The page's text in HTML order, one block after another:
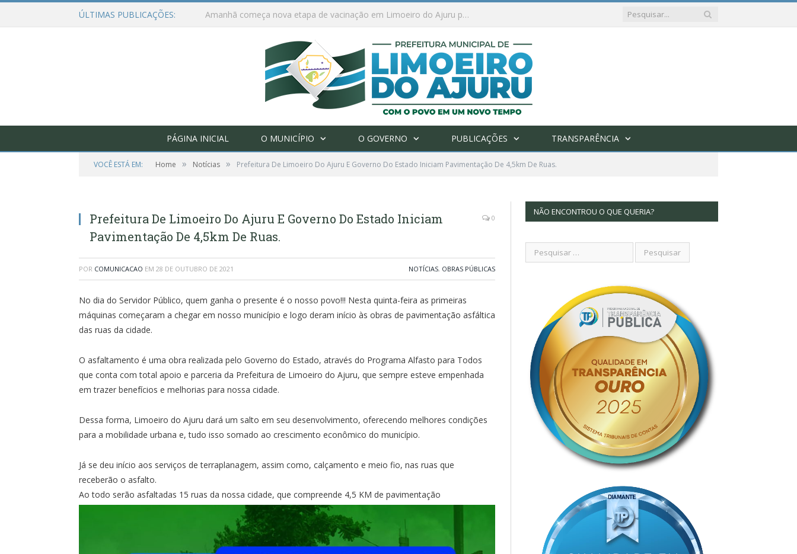
ÚLTIMAS PUBLICAÇÕES: Ações de combate à Covid-19 na região ribeirinha de Limoeiro do Ajuru continuam
PÁGINA INICIAL O MUNICÍPIO O GOVERNO PUBLICAÇÕES TRANSPARÊNCIA
VOCÊ ESTÁ EM: Home » Notícias » Prefeitura De Limoeiro Do Ajuru E Governo Do Estado Iniciam Pavimentação De 4,5km De Ruas.
Prefeitura De Limoeiro Do Ajuru E Governo Do Estado Iniciam
Pavimentação De 4,5km De Ruas.
0
POR COMUNICACAO EM 28 DE OUTUBRO DE 2021 NOTÍCIAS, OBRAS PÚBLICAS
No dia do Servidor Público, quem ganha o presente é o nosso povo!!! Nesta quinta-feira as primeiras
máquinas começaram a chegar em nosso município e logo deram início às obras de pavimentação asfáltica
das ruas da cidade.
O asfaltamento é uma obra realizada pelo Governo do Estado, através do Programa Alfasto para Todos
que conta com total apoio e parceria da Prefeitura de Limoeiro do Ajuru, que sempre esteve empenhada
em trazer benefícios e melhorias para nossa cidade.
Dessa forma, Limoeiro do Ajuru dará um salto em seu desenvolvimento, oferecendo melhores condições
para a mobilidade urbana e, tudo isso somado ao crescimento econômico do município.
Já se deu início aos serviços de terraplanagem, assim como, calçamento e meio fio, nas ruas que
receberão o asfalto.
Ao todo serão asfaltadas 15 ruas da nossa cidade, que compreende 4,5 KM de pavimentação
NÃO ENCONTROU O QUE QUERIA?